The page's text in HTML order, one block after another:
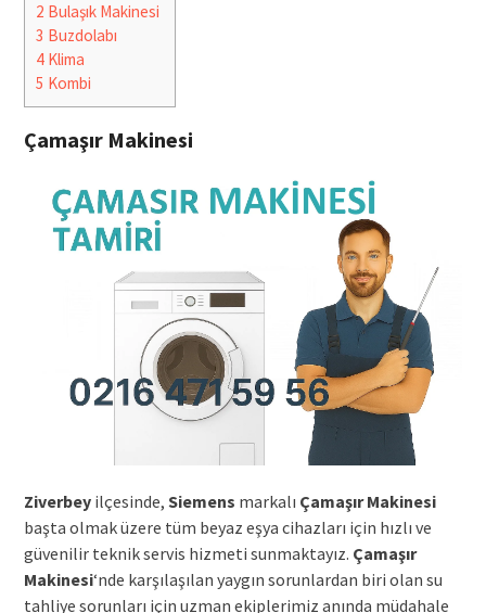
2 Bulaşık Makinesi
3 Buzdolabı
4Klima
5 Kombi
Çamaşır Makinesi
Ziverbeyilçesinde, Siemens markalı Çamaşır Makinesi
başta olmak üzere tüm beyaz eşya cihazları için hızlı ve
güvenilir teknik servis hizmeti sunmaktayız. Çamaşır
Makinesi‘nde karşılaşılan yaygın sorunlardan biri olan su
tahliye sorunları için uzman ekiplerimiz anında müdahale